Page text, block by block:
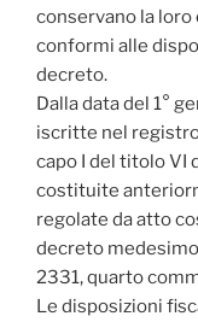
conservano la loro
conformi alle
decreto.
Dalla data del 1°
iscritte nel
capo I del titolo VI
costituite
regolate da atto
decreto
2331, quarto
Le disposizioni